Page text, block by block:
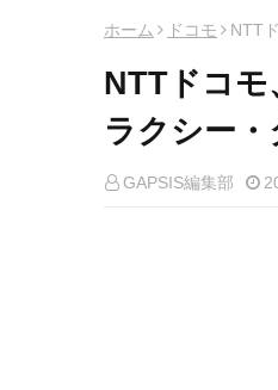
ホーム ドコモ NTT
NTTドコモ
ラクシー
GAPSIS編集部